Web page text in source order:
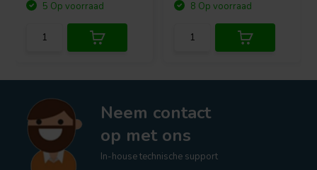
5 Op voorraad
8 Op voorraad
Neem contact
op met ons
In-house technische support